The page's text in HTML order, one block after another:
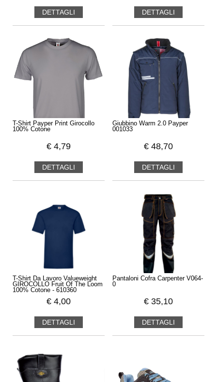
Aspetta un attimo...
BEST5BEST
Valido solo per pochi minuti, spesa minima di 59 €!!
Applica lo sconto e continua
No grazie, continuo senza sconto
DETTAGLI DETTAGLI
T-Shirt Payper Print Girocollo
100% Cotone
€ 4,79
DETTAGLI
Giubbino Warm 2.0 Payper
001033
€ 48,70
DETTAGLI
T-Shirt Da Lavoro Valueweight
GIROCOLLO Fruit Of The Loom
100% Cotone - 610360
€ 4,00
DETTAGLI
Pantaloni Cofra Carpenter V064-
0
€ 35,10
DETTAGLI